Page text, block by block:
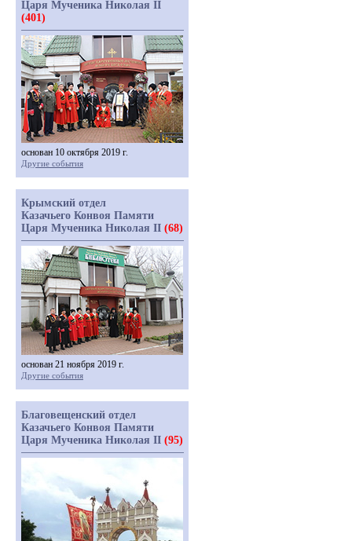
Царя Мученика Николая II
(401)
основан 10 октября 2019 г.
Другие события
Крымский отдел
Казачьего Конвоя Памяти
Царя Мученика Николая II (68)
основан 21 ноября 2019 г.
Другие события
Благовещенский отдел
Казачьего Конвоя Памяти
Царя Мученика Николая II (95)